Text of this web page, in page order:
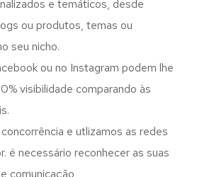
e temáticos, desde
ou produtos, temas ou
seu nicho.
ou no Instagram podem lhe
visibilidade comparando às
e utlizamos as redes
é necessário reconhecer as suas
comunicação